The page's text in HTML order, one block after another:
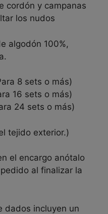
cordón y campanas
los nudos
algodón 100%,
8 sets o más)
16 sets o más)
24 sets o más)
tejido exterior.)
el encargo anótalo
al finalizar la
dados incluyen un